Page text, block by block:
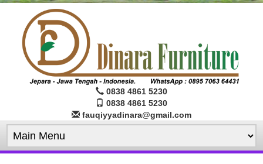
0838 4861 5230
0838 4861 5230
fauqiyyadinara@gmail.com